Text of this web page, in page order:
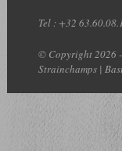
Tel :+32
© Copyright 2026
Strainchamps |